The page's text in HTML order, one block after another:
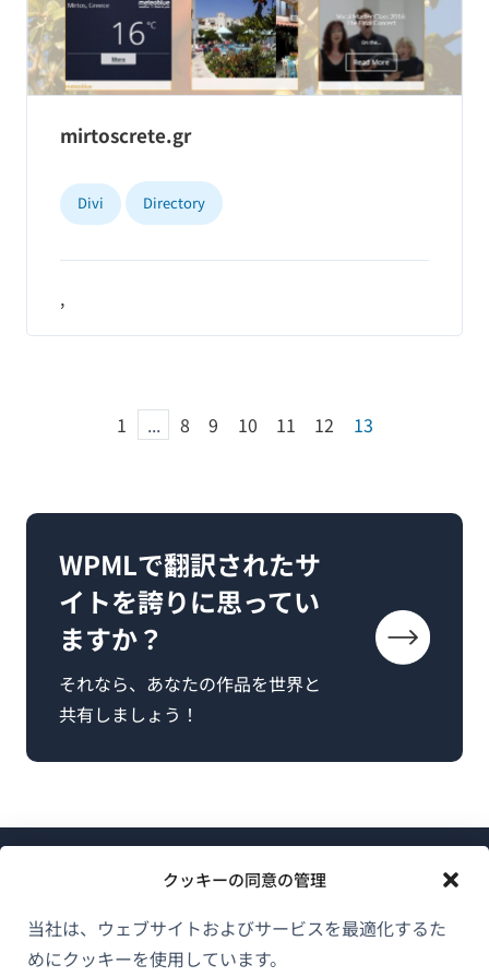
クッキーの同意の管理
当社は、ウェブサイトおよびサービスを最適化するた
めにクッキーを使用しています。
mirtoscrete.gr
Divi Directory
,
1 ... 8 9 10 11 12 13
WPMLで翻訳されたサ
イトを誇りに思ってい
ますか？
それなら、あなたの作品を世界と
共有しましょう！